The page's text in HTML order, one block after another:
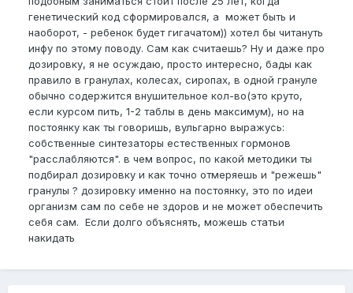
генетический код сформировался, а может быть и
наоборот, - ребенок будет гигачатом)) хотел бы читануть
инфу по этому поводу. Сам как считаешь? Ну и даже про
дозировку, я не осуждаю, просто интересно, бады как
правило в гранулах, колесах, сиропах, в одной грануле
обычно содержится внушительное кол-во(это круто,
если курсом пить, 1-2 таблы в день максимум), но на
постоянку как ты говоришь, вульгарно выражусь:
собственные синтезаторы естественных гормонов
"расслабляются". в чем вопрос, по какой методики ты
подбирал дозировку и как точно отмеряешь и "режешь"
гранулы ? дозировку именно на постоянку, это по идеи
организм сам по себе не здоров и не может обеспечить
себя сам. Если долго объяснять, можешь статьи
накидать